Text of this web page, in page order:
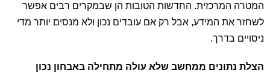
המטרה המרכזית. החדשות הטובות הן שבמקרים רבים אפשר
לשחזר את המידע, אבל רק אם עובדים נכון ולא מנסים יותר מדי
ניסויים בדרך.
הצלת נתונים ממחשב שלא עולה מתחילה באבחון נכון